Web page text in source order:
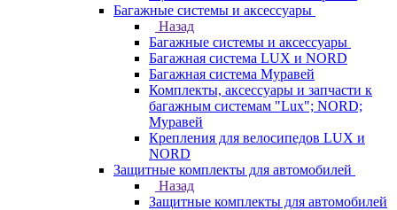
Багажные системы и аксессуары
Назад
Багажные системы и аксессуары
Багажная система LUX и NORD
Багажная система Муравей
Комплекты, аксессуары и запчасти к
багажным системам "Lux"; NORD;
Муравей
Крепления для велосипедов LUX и
NORD
Защитные комплекты для автомобилей
Назад
Защитные комплекты для автомобилей